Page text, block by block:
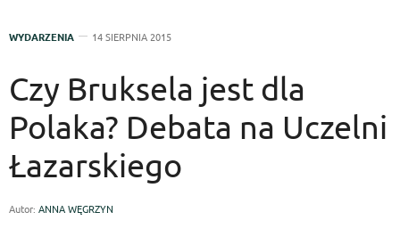
WYDARZENIA 14 SIERPNIA 2015
Czy Bruksela jest dla
Polaka? Debata na Uczelni
Łazarskiego
Autor: ANNA WĘGRZYN